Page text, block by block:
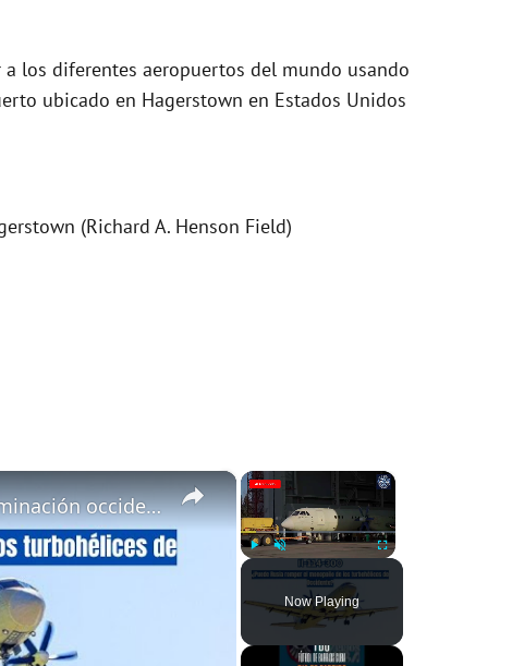
los diferentes aeropuertos del mundo usando
ubicado en Hagerstown en Estados Unidos
(Richard A. Henson Field)
×
Play Unmute Fullscreen
Now Playing
×
El Il-114-300 de Rusia: desafiando la dominación occidental en la aviación regional